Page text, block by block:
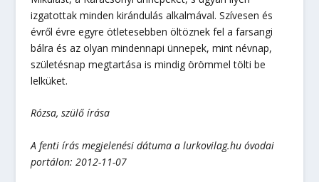
izgatottak minden kirándulás alkalmával. Szívesen és
évről évre egyre ötletesebben öltöznek fel a farsangi
bálra és az olyan mindennapi ünnepek, mint névnap,
születésnap megtartása is mindig örömmel tölti be
lelküket.
Rózsa, szülő írása
A fenti írás megjelenési dátuma a lurkovilag.hu óvodai
portálon: 2012-11-07